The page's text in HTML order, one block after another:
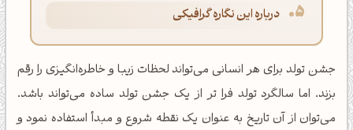
درباره این نگاره گرافیکی
جشن تولد برای هر انسانی می‌تواند لحظات زیبا و خاطره‌انگیزی را رقم
بزند. اما سالگرد تولد فرا تر از یک جشن تولد ساده می‌تواند باشد.
می‌توان از آن تاریخ به عنوان یک نقطه شروع و مبدأ استفاده نمود و